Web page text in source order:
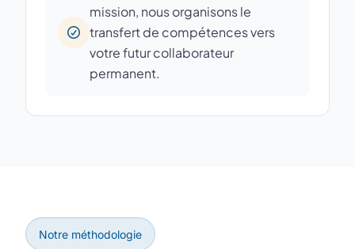
mission, nous organisons le
transfert de compétences vers
votre futur collaborateur
permanent.
Notre méthodologie